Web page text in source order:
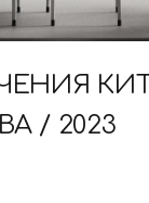
/ 2023